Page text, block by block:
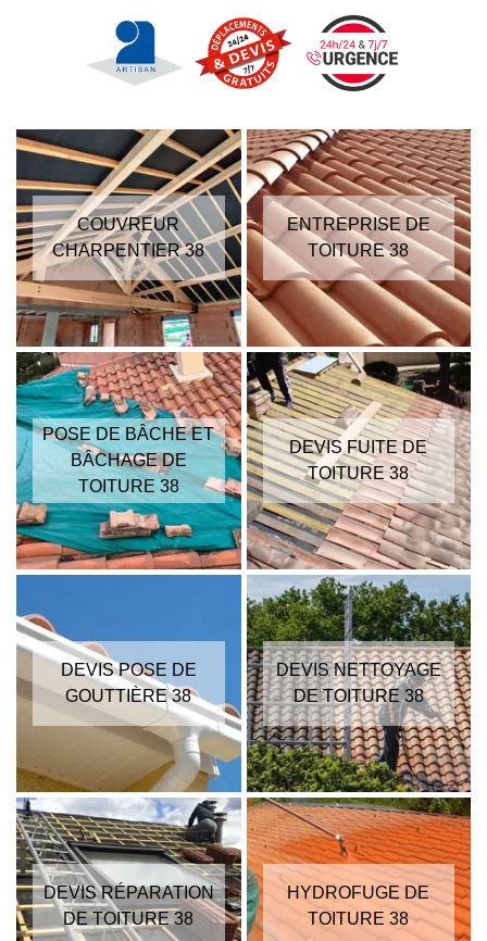
COUVREUR
CHARPENTIER 38
ENTREPRISE DE
TOITURE 38
POSE DE BÂCHE ET
BÂCHAGE DE
TOITURE 38
DEVIS FUITE DE
TOITURE 38
DEVIS POSE DE
GOUTTIÈRE 38
DEVIS NETTOYAGE
DE TOITURE 38
DEVIS RÉPARATION
DE TOITURE 38
HYDROFUGE DE
TOITURE 38